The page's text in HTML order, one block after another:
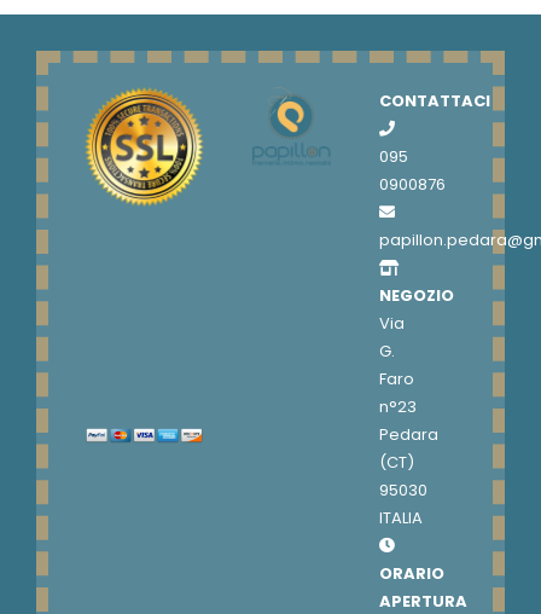
CONTATTACI
095
0900876
NEGOZIO
Via
G.
Faro
n°23
Pedara
(CT)
95030
ITALIA
ORARIO
APERTURA